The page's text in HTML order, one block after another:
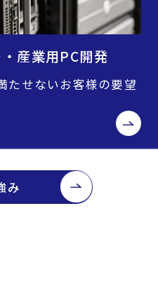
産業用PC開発
たせないお客様の要望
み